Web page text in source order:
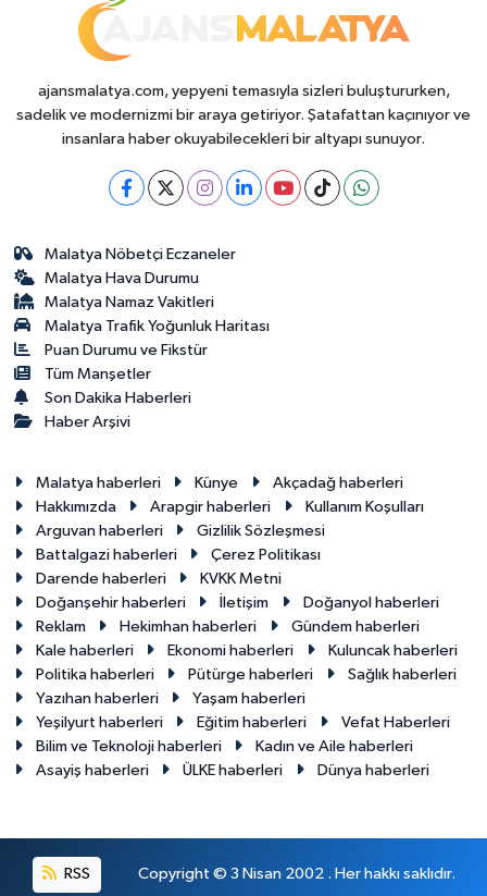
ajansmalatya.com, yepyeni temasıyla sizleri buluştururken,
sadelik ve modernizmi bir araya getiriyor. Şatafattan kaçınıyor ve
insanlara haber okuyabilecekleri bir altyapı sunuyor.
Malatya Nöbetçi Eczaneler
Malatya Hava Durumu
Malatya Namaz Vakitleri
Malatya Trafik Yoğunluk Haritası
Puan Durumu ve Fikstür
Tüm Manşetler
Son Dakika Haberleri
Haber Arşivi
Malatya haberleri Künye
Akçadağ haberleri
Hakkımızda
Arapgir haberleri
Kullanım Koşulları
Arguvan haberleri
Gizlilik Sözleşmesi
Battalgazi haberleri
Çerez Politikası
Darende haberleri
KVKK Metni
Doğanşehir haberleri
İletişim
Doğanyol haberleri
Reklam
Hekimhan haberleri
Gündem haberleri
Kale haberleri
Ekonomi haberleri
Kuluncak haberleri
Politika haberleri
Pütürge haberleri
Sağlık haberleri
Yazıhan haberleri
Yaşam haberleri
Yeşilyurt haberleri
Eğitim haberleri
Vefat Haberleri
Bilim ve Teknoloji haberleri
Kadın ve Aile haberleri
Asayiş haberleri
ÜLKE haberleri Dünya haberleri
RSS Copyright © 3 Nisan 2002 . Her hakkı saklıdır.